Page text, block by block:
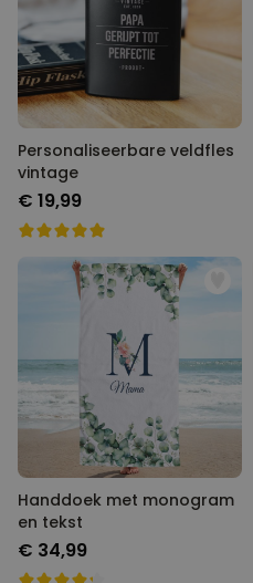
Personaliseerbare veldfles
vintage
€ 19,99
Handdoek met monogram
en tekst
€ 34,99